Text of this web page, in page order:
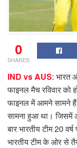
0
SHARES
IND vs AUS: भारत
फाइनल मैच रविवार को
फाइनल में आमने सामने
सामना हुआ था। जिसमें
बार भारतीय टीम 20
भारतीय टीम के ओर से